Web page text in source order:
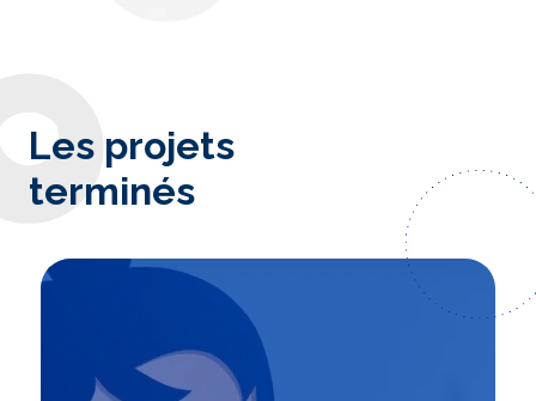
Les projets
terminés